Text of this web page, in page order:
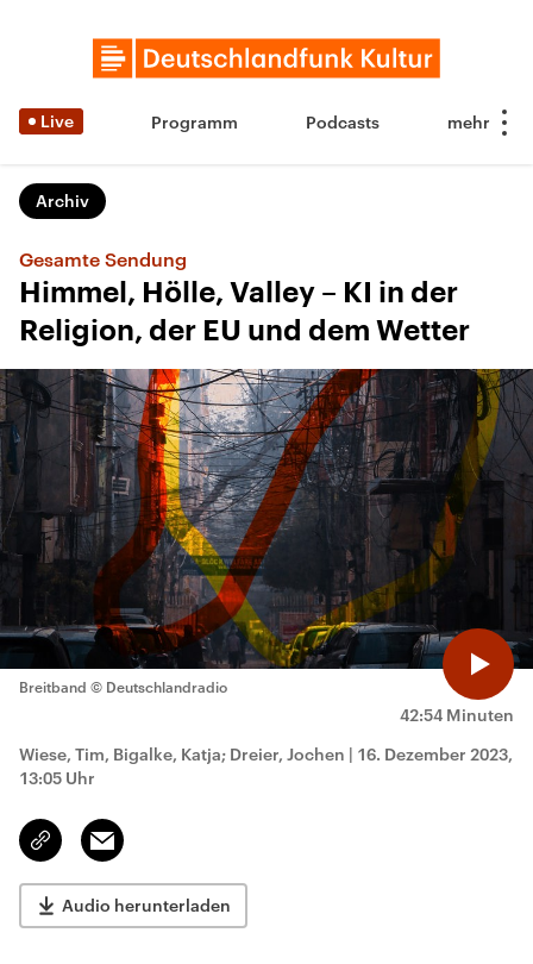
Live Programm Podcasts
Archiv
Gesamte Sendung
Himmel, Hölle, Valley – KI in der
Religion, der EU und dem Wetter
42:54 Minuten
Breitband © Deutschlandradio
Wiese, Tim, Bigalke, Katja; Dreier, Jochen | 16. Dezember 2023,
13:05 Uhr
Link
kopieren/teilen
Email
Audio herunterladen